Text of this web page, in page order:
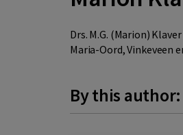
Drs. M.G. (Marion)
Maria-Oord, Vinkeveen
By this author: